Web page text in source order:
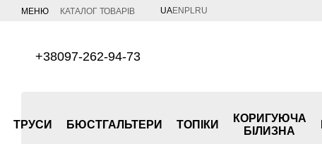
Перейти до основного контенту
МЕНЮ КАТАЛОГ ТОВАРІВ UAEN PLRU
+38097-262-94-73
ТРУСИ БЮСТГАЛЬТЕРИ ТОПІКИ
КОРИГУЮЧА
БІЛИЗНА